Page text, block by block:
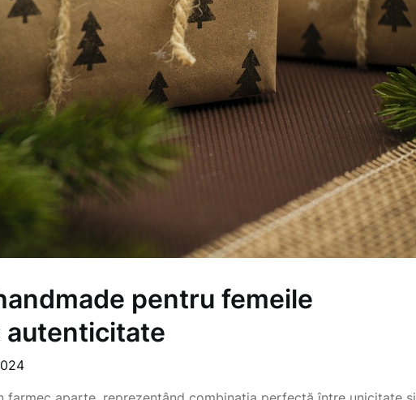
pentru femeile
autenticitate